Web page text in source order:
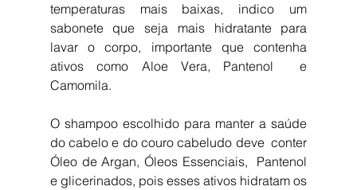
temperaturas mais baixas, indico um
sabonete que seja mais hidratante para
lavar o corpo, importante que contenha
ativos como Aloe Vera, Pantenol  e
Camomila.
O shampoo escolhido para manter a saúde
do cabelo e do couro cabeludo deve  conter
Óleo de Argan, Óleos Essenciais,  Pantenol
e glicerinados, pois esses ativos hidratam os